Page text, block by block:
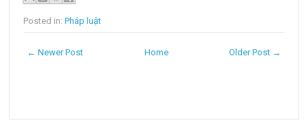
Posted in:Pháp luật
← Newer Post Older Post →
Home